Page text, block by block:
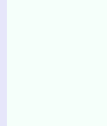
平成
信長